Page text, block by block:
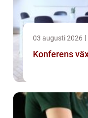
03 augusti 2026